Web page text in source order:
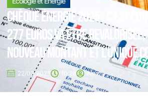
Chèque énergie 2025 : C’est
277 euros va être revalorisée,
nouveau montant et l’unique
22/03/2025 10:26 Alexis